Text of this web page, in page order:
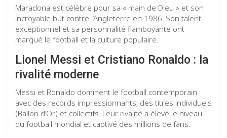
Maradona est célèbre pour sa « main de Dieu » et son
incroyable but contre l’Angleterre en 1986. Son talent
exceptionnel et sa personnalité flamboyante ont
marqué le football et la culture populaire.
Lionel Messi et Cristiano Ronaldo : la
rivalité moderne
Messi et Ronaldo dominent le football contemporain
avec des records impressionnants, des titres individuels
(Ballon d’Or) et collectifs. Leur rivalité a élevé le niveau
du football mondial et captivé des millions de fans.